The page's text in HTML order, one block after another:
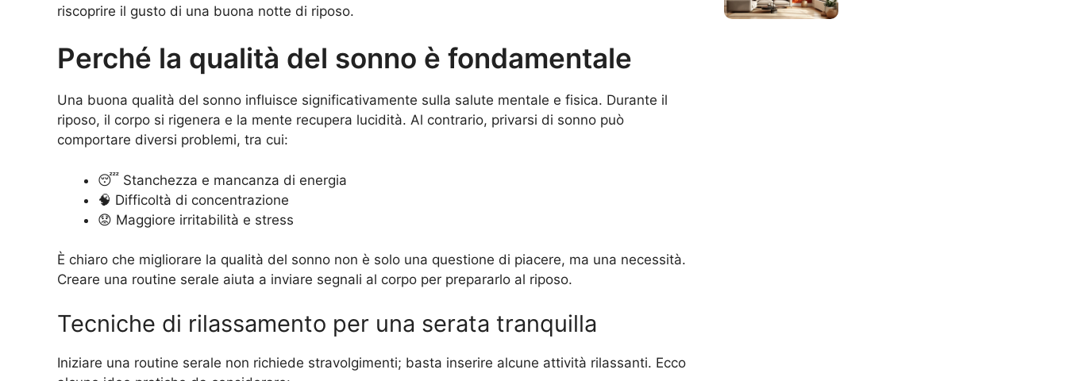
riscoprire il gusto di una buona notte di riposo.
Perché la qualità del sonno è fondamentale
Una buona qualità del sonno influisce significativamente sulla salute mentale e fisica. Durante il
riposo, il corpo si rigenera e la mente recupera lucidità. Al contrario, privarsi di sonno può
comportare diversi problemi, tra cui:
😴 Stanchezza e mancanza di energia
🧠 Difficoltà di concentrazione
😟 Maggiore irritabilità e stress
È chiaro che migliorare la qualità del sonno non è solo una questione di piacere, ma una necessità.
Creare una routine serale aiuta a inviare segnali al corpo per prepararlo al riposo.
Tecniche di rilassamento per una serata tranquilla
Iniziare una routine serale non richiede stravolgimenti; basta inserire alcune attività rilassanti. Ecco